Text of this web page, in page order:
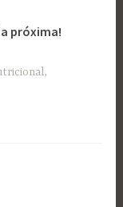
próxima!
,